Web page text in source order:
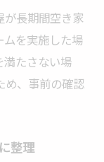
準備が重要
務的アドバ
しません
が長期間空き家
ムを実施した場
満たさない場
め、事前の確認
整理